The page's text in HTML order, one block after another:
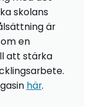
skolans
är
en
att stärka
här.